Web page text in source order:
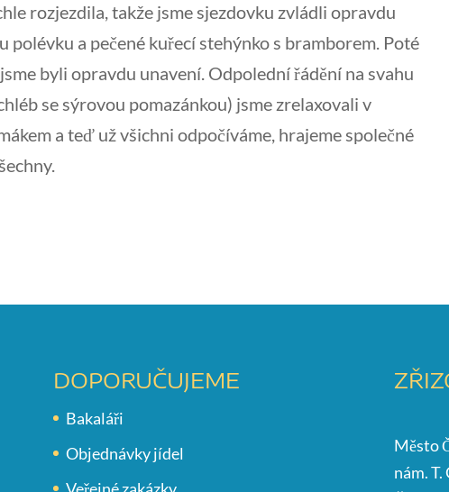
rozjezdila, takže jsme sjezdovku zvládli opravdu
polévku a pečené kuřecí stehýnko s bramborem. Poté
byli opravdu unavení. Odpolední řádění na svahu
se sýrovou pomazánkou) jsme zrelaxovali v
a teď už všichni odpočíváme, hrajeme společné
DOPORUČUJEME
Bakaláři
Objednávky jídel
Veřejné zakázky
Město
nám. T.